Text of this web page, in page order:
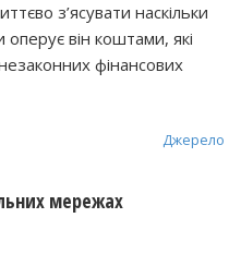
з’ясувати наскільки
оперує він коштами, які
фінансових
Джерело
мережах